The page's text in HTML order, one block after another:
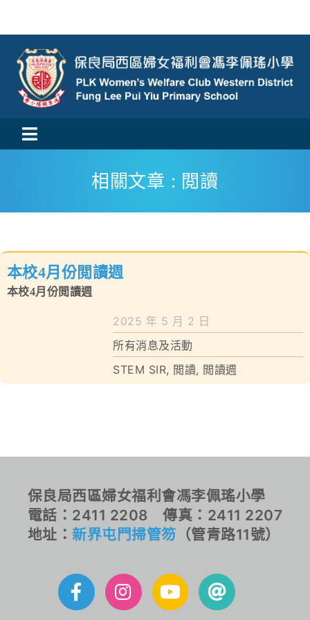
content
Toggle
Navigation
校風及學生支援
對外聯繫
相關文章 : 閲讀
本校4月份閲讀週
本校4月份閲讀週
2025 年 5 月 2 日
所有消息及活動
STEM SIR, 閲讀, 閲讀週
保良局西區婦女福利會馮李佩瑤小學
電話：2411 2208 傳真：2411 2207
地址： 新界屯門掃管笏 （管青路11號）